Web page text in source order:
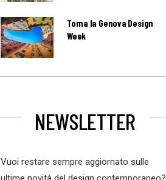
Torna la Genova Design
Week
NEWSLETTER
Vuoi restare sempre aggiornato sulle